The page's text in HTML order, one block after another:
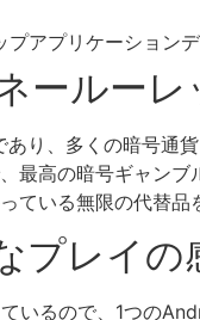
アプリケーション
ールー
り、多くの暗号
最高の暗号ギャン
いる無限の代替
プレイの
いるので、1つの